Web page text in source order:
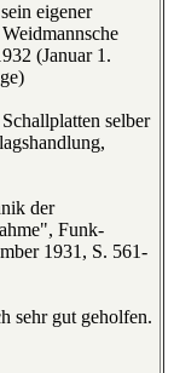
eigener
(Januar 1.
selber
der
Funk-
1931, S. 561-
sehr gut geholfen.